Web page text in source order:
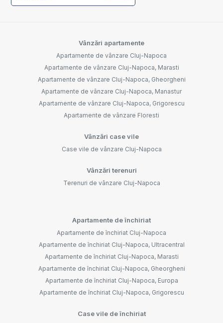
Vânzări apartamente
Apartamente de vânzare Cluj-Napoca
Apartamente de vânzare Cluj-Napoca, Marasti
Apartamente de vânzare Cluj-Napoca, Gheorgheni
Apartamente de vânzare Cluj-Napoca, Manastur
Apartamente de vânzare Cluj-Napoca, Grigorescu
Apartamente de vânzare Floresti
Vânzări case vile
Case vile de vânzare Cluj-Napoca
Vânzări terenuri
Terenuri de vânzare Cluj-Napoca
Apartamente de închiriat
Apartamente de închiriat Cluj-Napoca
Apartamente de închiriat Cluj-Napoca, Ultracentral
Apartamente de închiriat Cluj-Napoca, Marasti
Apartamente de închiriat Cluj-Napoca, Gheorgheni
Apartamente de închiriat Cluj-Napoca, Europa
Apartamente de închiriat Cluj-Napoca, Grigorescu
Case vile de închiriat